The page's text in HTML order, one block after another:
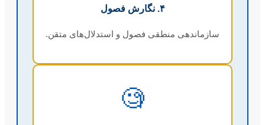
۴. نگارش فصول
سازماندهی منطقی فصول و استدلال‌های متقن.
🧐